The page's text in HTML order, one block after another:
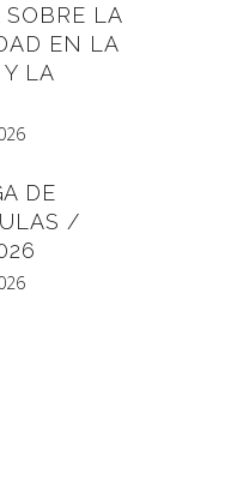
SOBRE LA
EN LA
LA
DE
/